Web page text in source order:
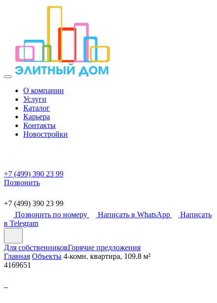
О компании
Услуги
Каталог
Карьера
Контакты
Новостройки
+7 (499) 390 23 99
Позвонить
+7 (499) 390 23 99
Позвонить по номеру
Написать в WhatsApp
Написать
в Telegram
Для собственниковГорячие предложения
Главная Объекты 4-комн. квартира, 109.8 м²
4169651